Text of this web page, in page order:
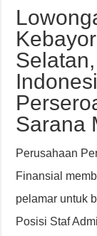
Sarana
Perusahaan
Finansial
pelamar untuk
Posisi Staf